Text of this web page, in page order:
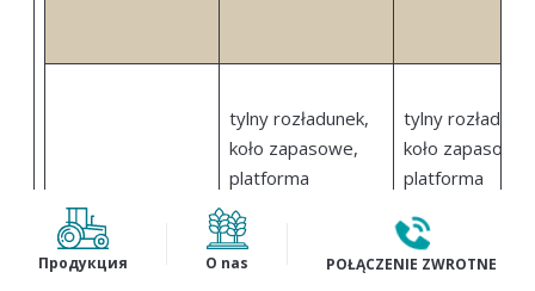
Cechy
tylny rozładunek,
koło zapasowe,
platforma
widokowa do
kontroli nadwozia,
wodoodporna
tylny
koło zapasowe,
platforma
kontroli
wodoodporna
Продукция O nas POŁĄCZENIE ZWROTNE